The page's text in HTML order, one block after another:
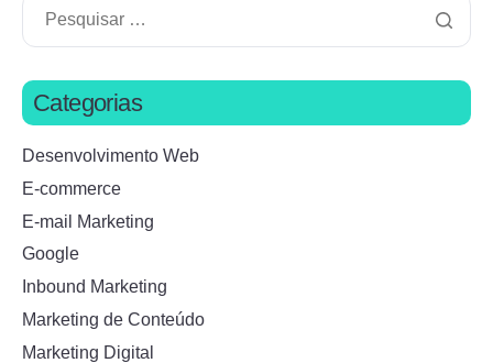
Categorias
Desenvolvimento Web
E-commerce
E-mail Marketing
Google
Inbound Marketing
Marketing de Conteúdo
Marketing Digital